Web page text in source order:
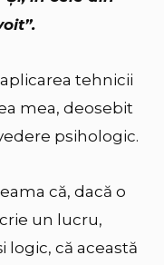
tehnicii
mea, deosebit
psihologic.
că, dacă o
un lucru,
logic, că această